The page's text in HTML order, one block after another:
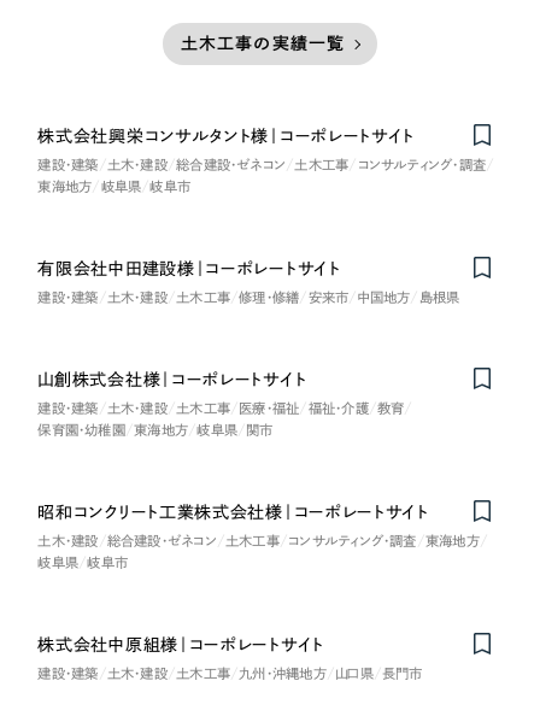
土木工事の実績一覧
株式会社興栄コンサルタント様｜コーポレートサイト
建設・建築 土木・建設 総合建設・ゼネコン 土木工事
コンサルティング・調査
東海地方
岐阜県 岐阜市
有限会社中田建設様｜コーポレートサイト
建設・建築 土木・建設 土木工事 修理・修繕 安来市 中国地方 島根県
山創株式会社様｜コーポレートサイト
建設・建築 土木・建設 土木工事 医療・福祉 福祉・介護
教育
保育園・幼稚園
東海地方 岐阜県 関市
昭和コンクリート工業株式会社様｜コーポレートサイト
土木・建設 総合建設・ゼネコン 土木工事 コンサルティング・調査
東海地方
岐阜県
岐阜市
株式会社中原組様｜コーポレートサイト
建設・建築 土木・建設 土木工事 九州・沖縄地方 山口県 長門市